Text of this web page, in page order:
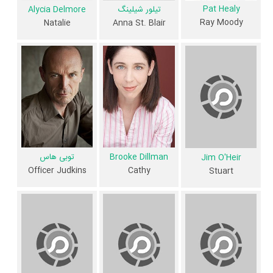
داستان فیلم Take Me
از محتوا و داستان فیلم Take Me چقدر اطلاع دارید؟ فیلم‌نامه Take Me
نوشته شده است.
در خلاصه داستانی که یا از سوی تیم رسانه‌ای اثر و یا توسط دیگر رسانه‌ها درباره
داستان Take Me منتشر شده است، می‌خوانیم: «ری یک کارآفرین نوپا است
که متخصص در ربودن شبیه سازی بالا پایان است. او در زمانی که یک مشتری
مرموز قرارداد او را برای یک آدم ربایان آخر هفته با یک payday خوشبختانه در
پایان قرارداده است، جهش می کند. اما کار همه چیز نیست که به نظر می
شباهت دارد. با توجه به شاخص‌های متعدد و گوناگونی می‌توان گفت آثار
مرتبط فیلم Take Me عبارت است از: .
Pat Healy
Ray Moody
تیلور شیلینگ
Anna St. Blair
Alycia Delmore
Natalie
Jim O'Heir
Stuart
Brooke Dillman
Cathy
توبی هاس
Officer Judkins